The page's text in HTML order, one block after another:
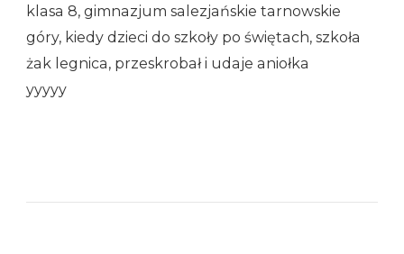
klasa 8, gimnazjum salezjańskie tarnowskie
góry, kiedy dzieci do szkoły po świętach, szkoła
żak legnica, przeskrobał i udaje aniołka
yyyyy